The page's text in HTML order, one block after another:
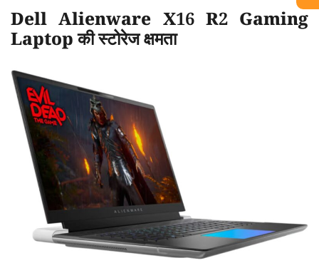
Dell Alienware X16 R2 Gaming
Laptop की स्टोरेज क्षमता